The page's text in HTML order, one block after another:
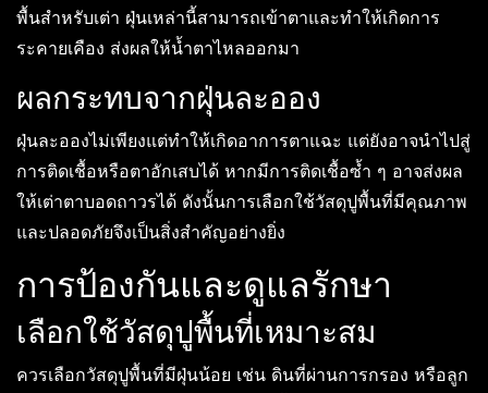
พื้นสำหรับเต่า ฝุ่นเหล่านี้สามารถเข้าตาและทำให้เกิดการ
ระคายเคือง ส่งผลให้น้ำตาไหลออกมา
ผลกระทบจากฝุ่นละออง
ฝุ่นละอองไม่เพียงแต่ทำให้เกิดอาการตาแฉะ แต่ยังอาจนำไปสู่
การติดเชื้อหรือตาอักเสบได้ หากมีการติดเชื้อซ้ำ ๆ อาจส่งผล
ให้เต่าตาบอดถาวรได้ ดังนั้นการเลือกใช้วัสดุปูพื้นที่มีคุณภาพ
และปลอดภัยจึงเป็นสิ่งสำคัญอย่างยิ่ง
การป้องกันและดูแลรักษา
เลือกใช้วัสดุปูพื้นที่เหมาะสม
ควรเลือกวัสดุปูพื้นที่มีฝุ่นน้อย เช่น ดินที่ผ่านการกรอง หรือลูก